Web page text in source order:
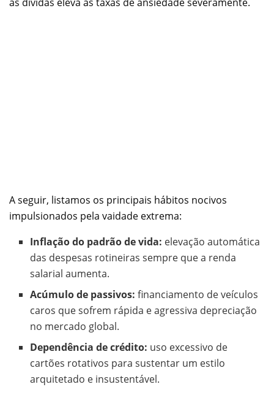
A seguir, listamos os principais hábitos nocivos
impulsionados pela vaidade extrema:
Inflação do padrão de vida: elevação automática
das despesas rotineiras sempre que a renda
salarial aumenta.
Acúmulo de passivos: financiamento de veículos
caros que sofrem rápida e agressiva depreciação
no mercado global.
Dependência de crédito: uso excessivo de
cartões rotativos para sustentar um estilo
arquitetado e insustentável.